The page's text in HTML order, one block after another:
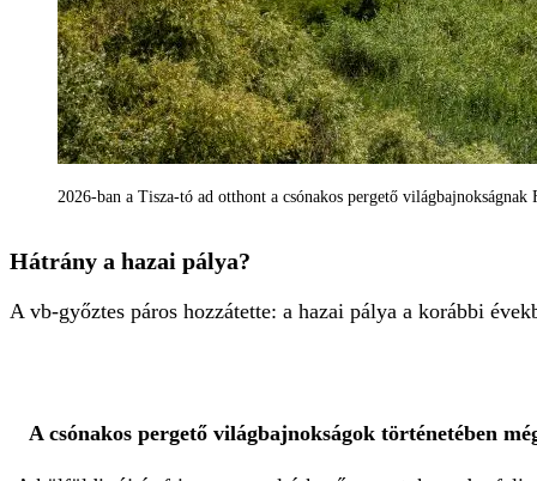
2026-ban a Tisza-tó ad otthont a csónakos pergető
Hátrány a hazai pálya?
A vb-győztes páros hozzátette: a hazai pálya a korábbi
A csónakos pergető világbajnokságok történetében